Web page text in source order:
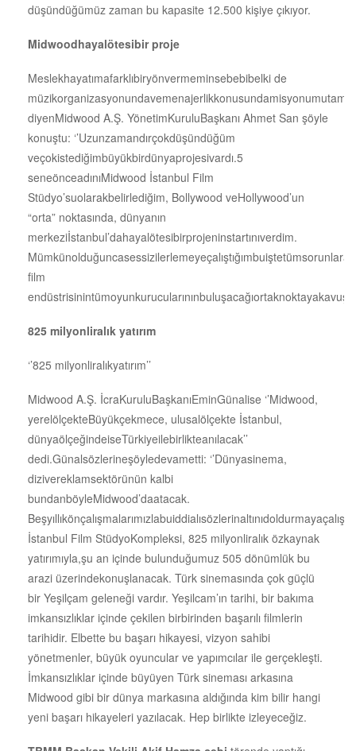
düşündüğümüz zaman bu kapasite 12.500 kişiye çıkıyor.
Midwoodhayalötesibir proje
Meslekhayatımafarklıbiryönvermeminsebebibelki de
diyenMidwood A.Ş. YönetimKuruluBaşkanı Ahmet San şöyle
konuştu: ‘’Uzunzamandırçokdüşündüğüm
veçokistediğimbüyükbirdünyaprojesivardı.5
seneönceadınıMidwood İstanbul Film
Stüdyo’suolarakbelirlediğim, Bollywood veHollywood’un
“orta” noktasında, dünyanın
merkeziİstanbul’dahayalötesibirprojeninstartınıverdim.
film
825 milyonliralık yatırım
‘’825 milyonliralıkyatırım’’
Midwood A.Ş. İcraKuruluBaşkanıEminGünalise ‘’Midwood,
yerelölçekteBüyükçekmece, ulusalölçekte İstanbul,
dünyaölçeğindeiseTürkiyeilebirlikteanılacak’’
dedi.Günalsözlerineşöyledevametti: ‘’Dünyasinema,
dizivereklamsektörünün kalbi
bundanböyleMidwood’daatacak.
İstanbul Film StüdyoKompleksi, 825 milyonliralık özkaynak
yatırımıyla,şu an içinde bulunduğumuz 505 dönümlük bu
arazi üzerindekonuşlanacak. Türk sinemasında çok güçlü
bir Yeşilçam geleneği vardır. Yeşilcam’ın tarihi, bir bakıma
imkansızlıklar içinde çekilen birbirinden başarılı filmlerin
tarihidir. Elbette bu başarı hikayesi, vizyon sahibi
yönetmenler, büyük oyuncular ve yapımcılar ile gerçekleşti.
İmkansızlıklar içinde büyüyen Türk sineması arkasına
Midwood gibi bir dünya markasına aldığında kim bilir hangi
yeni başarı hikayeleri yazılacak. Hep birlikte izleyeceğiz.